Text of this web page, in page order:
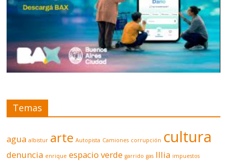
Temas
agua albistur arte Autopista Camiones corrupción cultura
denuncia enrique espacio verde garrido gas Illia impuestos